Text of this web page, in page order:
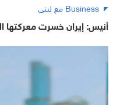
Business مع لبنى
أنيس: إيران خسرت معركتها